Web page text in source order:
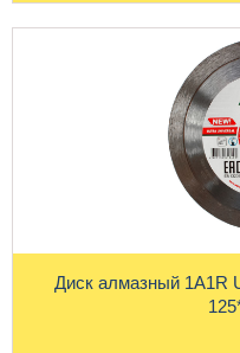
Диск алмазный 1A1R